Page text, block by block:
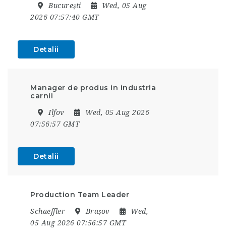
București
Wed, 05 Aug
2026 07:57:40 GMT
Detalii
Manager de produs in industria
carnii
Ilfov
Wed, 05 Aug 2026
07:56:57 GMT
Detalii
Production Team Leader
Schaeffler Brașov
Wed,
05 Aug 2026 07:56:57 GMT